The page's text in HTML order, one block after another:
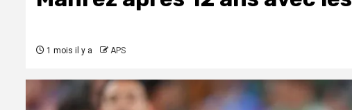
1 mois il y a APS